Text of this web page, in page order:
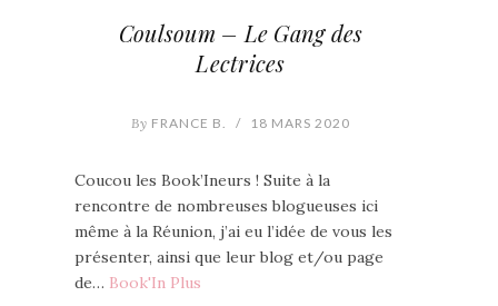
Coulsoum – Le Gang des
Lectrices
By FRANCE B. / 18 MARS 2020
Coucou les Book’Ineurs ! Suite à la
rencontre de nombreuses blogueuses ici
même à la Réunion, j’ai eu l’idée de vous les
présenter, ainsi que leur blog et/ou page
de… Book'In Plus